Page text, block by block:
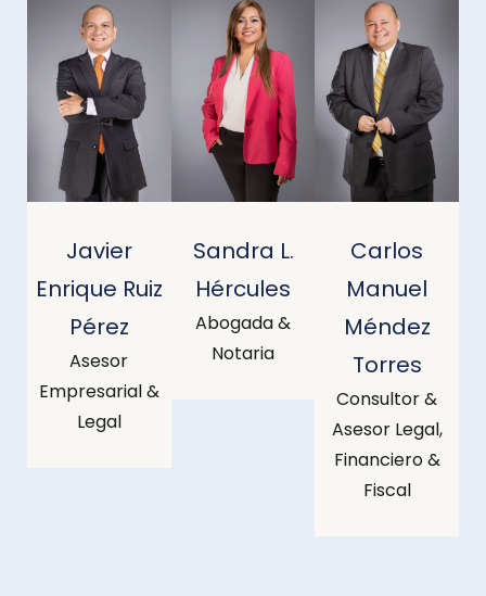
Javier
Enrique Ruiz
Pérez
Asesor
Empresarial &
Legal
Sandra L.
Hércules
Abogada &
Notaria
Carlos
Manuel
Méndez
Torres
Consultor &
Asesor Legal,
Financiero &
Fiscal